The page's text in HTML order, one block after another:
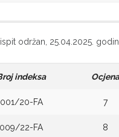
održan, 25.04.2025.
indeksa Ocjena
001/20-FA 7
009/22-FA 8